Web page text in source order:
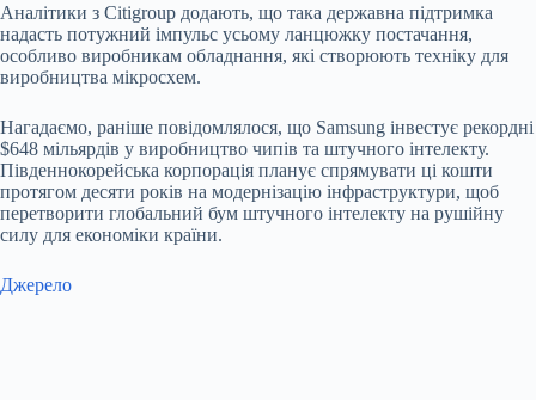
Аналітики з Citigroup додають, що така державна підтримка
надасть потужний імпульс усьому ланцюжку постачання,
особливо виробникам обладнання, які створюють техніку для
виробництва мікросхем.
Нагадаємо, раніше повідомлялося, що Samsung інвестує рекордні
$648 мільярдів у виробництво чипів та штучного інтелекту.
Південнокорейська корпорація планує спрямувати ці кошти
протягом десяти років на модернізацію інфраструктури, щоб
перетворити глобальний бум штучного інтелекту на рушійну
силу для економіки країни.
Джерело